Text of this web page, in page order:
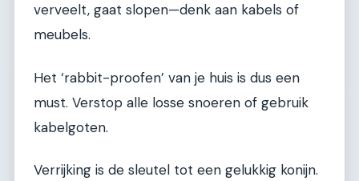
verveelt, gaat slopen—denk aan kabels of
meubels.
Het ‘rabbit-proofen’ van je huis is dus een
must. Verstop alle losse snoeren of gebruik
kabelgoten.
Verrijking is de sleutel tot een gelukkig konijn.